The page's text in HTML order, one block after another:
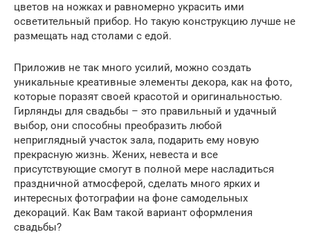
цветов на ножках и равномерно украсить ими
осветительный прибор. Но такую конструкцию лучше не
размещать над столами с едой.
Приложив не так много усилий, можно создать
уникальные креативные элементы декора, как на фото,
которые поразят своей красотой и оригинальностью.
Гирлянды для свадьбы – это правильный и удачный
выбор, они способны преобразить любой
неприглядный участок зала, подарить ему новую
прекрасную жизнь. Жених, невеста и все
присутствующие смогут в полной мере насладиться
праздничной атмосферой, сделать много ярких и
интересных фотографии на фоне самодельных
декораций. Как Вам такой вариант оформления
свадьбы?